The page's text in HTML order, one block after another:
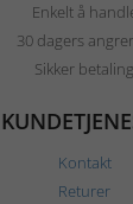
Enkelt å
30 dagers
Sikker betaling
Kontakt
Returer